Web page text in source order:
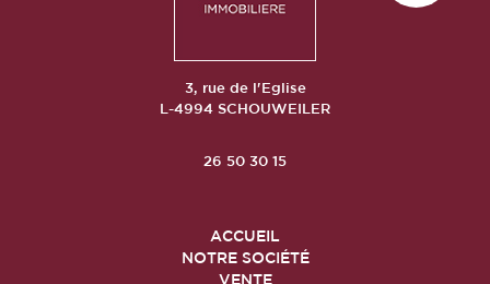
3, rue de l'Eglise
L-4994 SCHOUWEILER
26 50 30 15
ACCUEIL
NOTRE SOCIÉTÉ
VENTE